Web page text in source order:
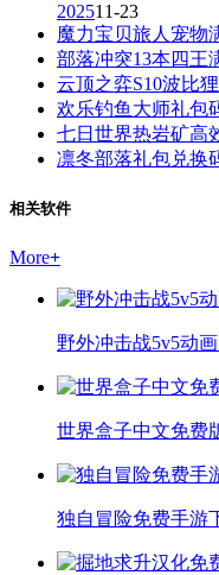
202511-23
魔力宝贝旅人宠物
部落冲突13本四王
云顶之弈S10波比
欢乐钓鱼大师礼包
七日世界热岩矿高
凛冬部落礼包兑换
相关软件
More+
野外冲击战5v5动
世界盒子中文免费
独自冒险免费手游